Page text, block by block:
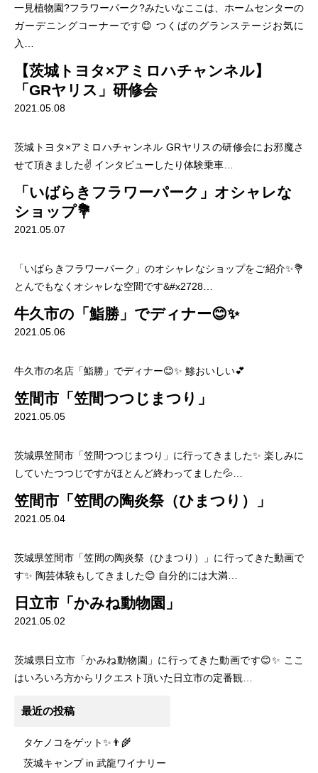
一見植物園?フラワーパーク?みたいなここは、ホームセンターの
ガーデニングコーナーです😊 つくばのグランステージお気に
入…
【茨城トヨタ×アミロハチャンネル】
「GRヤリス」研修会
2021.05.08
茨城トヨタ×アミロハチャンネル GRヤリスの研修会にお邪魔さ
せて頂きました✌️ インタビューしたり体験乗車…
「いばらきフラワーパーク」オシャレな
ショップ💐
2021.05.07
「いばらきフラワーパーク」のオシャレなショップをご紹介✨💐
とんでもなくオシャレな空間です&#x2728…
牛久市の「鮨勝」でディナー😊✨
2021.05.06
牛久市の名店「鮨勝」でディナー😊✨ 鯵おいしい💕
笠間市「笠間つつじまつり」
2021.05.05
茨城県笠間市「笠間つつじまつり」に行ってきました✨ 楽しみに
していたつつじですがほとんど終わってました💦…
笠間市「笠間の陶炎祭（ひまつり）」
2021.05.04
茨城県笠間市「笠間の陶炎祭（ひまつり）」に行ってきた動画で
す✨ 陶芸体験もしてきました😊 自分的には大満…
日立市「かみね動物園」
2021.05.02
茨城県日立市「かみね動物園」に行ってきた動画です😊✨ ここ
はいろいろ方からリクエスト頂いた日立市の定番観…
最近の投稿
タケノコをゲット✨👨‍🌾
茨城キャンプ in 武龍ワイナリー